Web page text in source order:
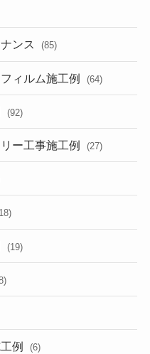
ンス (85)
ィルム施工例 (64)
(92)
ー工事施工例 (27)
(19)
例 (6)